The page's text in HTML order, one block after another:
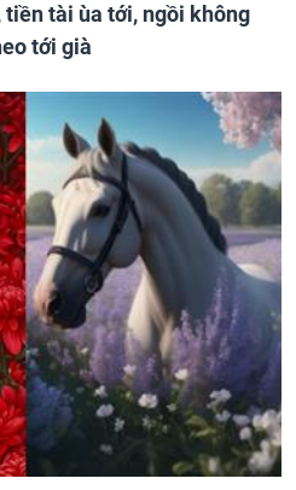
tài ùa tới, ngồi không
tới già